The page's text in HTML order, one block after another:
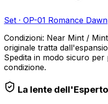
Set · OP-01 Romance Dawn
Condizioni: Near Mint /
originale tratta
Spedita in modo sicuro
condizione.
La lente dell'Esperto